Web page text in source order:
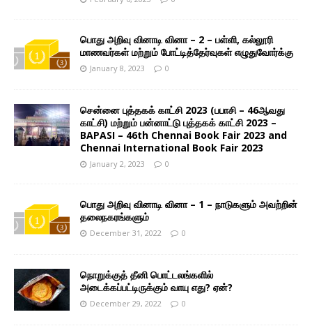
பொது அறிவு வினாடி வினா – 2 – பள்ளி, கல்லூரி
மாணவர்கள் மற்றும் போட்டித்தேர்வுகள் எழுதுவோர்க்கு
January 8, 2023 0
சென்னை புத்தகக் காட்சி 2023 (பபாசி – 46ஆவது
காட்சி) மற்றும் பன்னாட்டு புத்தகக் காட்சி 2023 –
BAPASI – 46th Chennai Book Fair 2023 and
Chennai International Book Fair 2023
January 2, 2023 0
பொது அறிவு வினாடி வினா – 1 – நாடுகளும் அவற்றின்
தலைநகரங்களும்
December 31, 2022 0
நொறுக்குத் தீனி பொட்டலங்களில்
அடைக்கப்பட்டிருக்கும் வாயு எது? ஏன்?
December 29, 2022 0